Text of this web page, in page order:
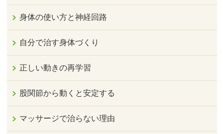
身体の使い方と神経回路
自分で治す身体づくり
正しい動きの再学習
股関節から動くと安定する
マッサージで治らない理由